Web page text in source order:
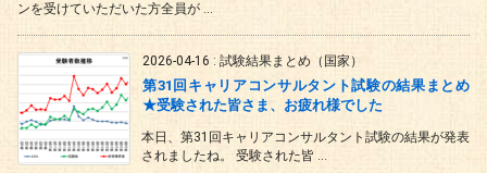
ンを受けていただいた方全員が ...
2026-04-16 : 試験結果まとめ（国家）
第31回キャリアコンサルタント試験の結果まとめ
★受験された皆さま、お疲れ様でした
本日、第31回キャリアコンサルタント試験の結果が発表
されましたね。 受験された皆 ...